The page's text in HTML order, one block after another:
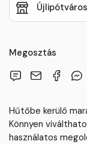
Megosztás
Hűtőbe kerülő
Könnyen
használatos